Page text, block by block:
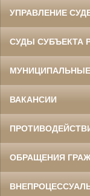
УПРАВЛЕНИЕ
СУДЫ СУБЪЕКТА
ВАКАНСИИ
ОБРАЩЕНИЯ